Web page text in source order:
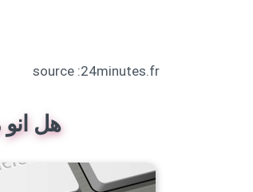
source :24minutes.fr
هل انو